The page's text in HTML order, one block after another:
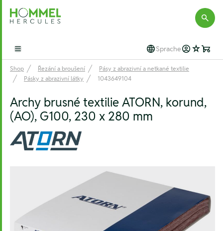
Hommel Hercules
Open main menu Sprache
Shop Řezání a broušení
Pásy z abrazivní a netkané textilie
Pásky z abrazivní látky
1043649104
Archy brusné textilie ATORN, korund,
(AO), G100, 230 x 280 mm